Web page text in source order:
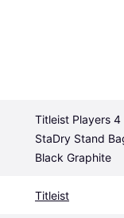
Titleist Players 4
StaDry Stand
Black Graphite
Titleist